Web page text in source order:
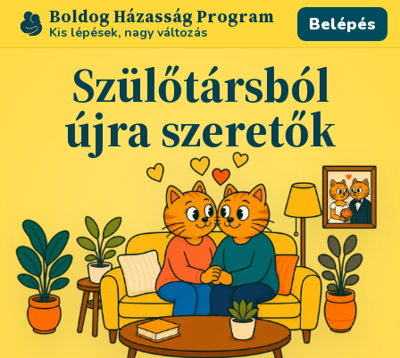
Boldog Házasság Program
Kis lépések, nagy változás Belépés
Szülőtársból
újra szeretők